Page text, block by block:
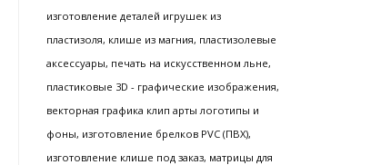
изготовление деталей игрушек из
пластизоля, клише из магния, пластизолевые
аксессуары, печать на искусственном льне,
пластиковые 3D - графические изображения,
векторная графика клип арты логотипы и
фоны, изготовление брелков PVC (ПВХ),
изготовление клише под заказ, матрицы для